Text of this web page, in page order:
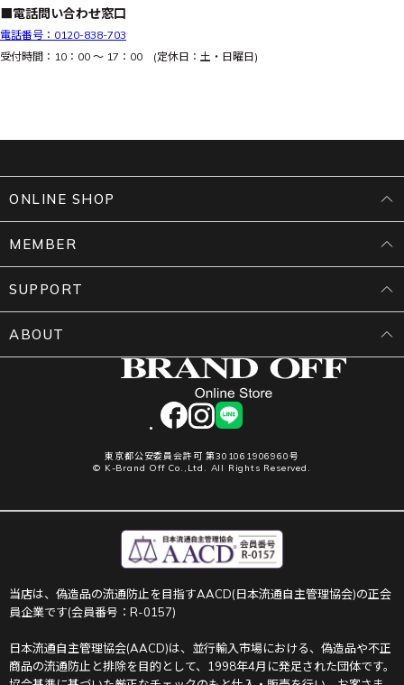
■電話問い合わせ窓口
電話番号：0120-838-703
受付時間：10：00 ～ 17：00 (定休日：土・日曜日)
facebookinstagram
LINE
東京都公安委員会許可 第301061906960号
© K-Brand Off Co.,Ltd. All Rights Reserved.
ONLINE SHOP
MEMBER
SUPPORT
ABOUT
当店は、偽造品の流通防止を目指すAACD(日本流通自主管理協会)の正会
員企業です(会員番号：R-0157)
日本流通自主管理協会(AACD)は、並行輸入市場における、偽造品や不正
商品の流通防止と排除を目的として、1998年4月に発足された団体です。